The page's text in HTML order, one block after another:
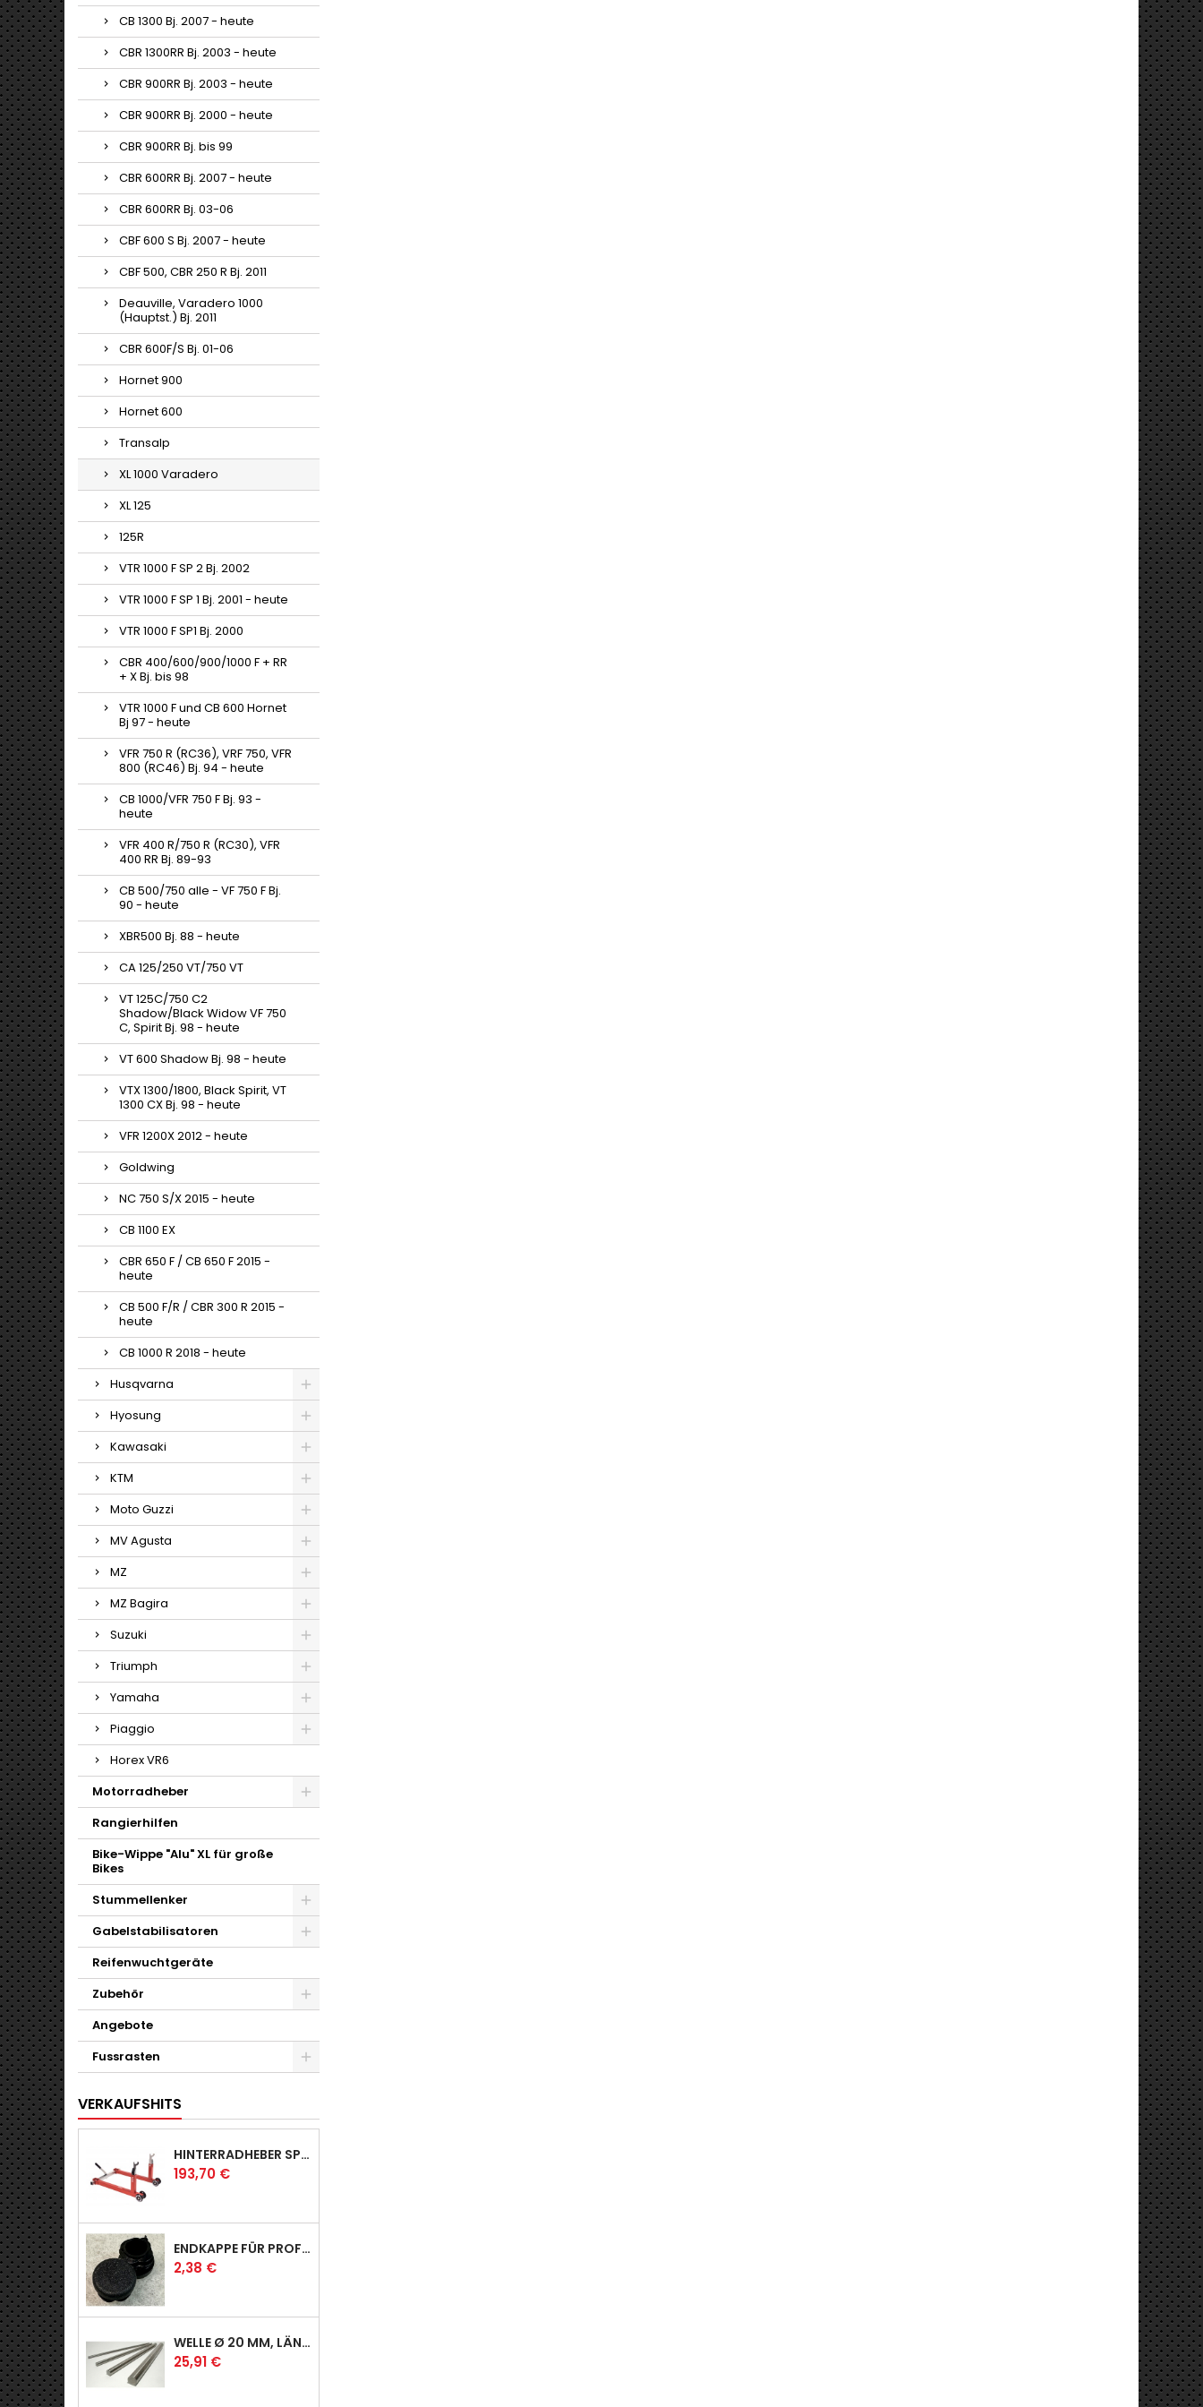
CB 1300 Bj. 2007 - heute
CBR 1300RR Bj. 2003 - heute
CBR 900RR Bj. 2003 - heute
CBR 900RR Bj. 2000 - heute
CBR 900RR Bj. bis 99
CBR 600RR Bj. 2007 - heute
CBR 600RR Bj. 03-06
CBF 600 S Bj. 2007 - heute
CBF 500, CBR 250 R Bj. 2011
Deauville, Varadero 1000
(Hauptst.) Bj. 2011
CBR 600F/S Bj. 01-06
Hornet 900
Hornet 600
Transalp
XL 1000 Varadero
XL 125
125R
VTR 1000 F SP 2 Bj. 2002
VTR 1000 F SP 1 Bj. 2001 - heute
VTR 1000 F SP1 Bj. 2000
CBR 400/600/900/1000 F + RR
+ X Bj. bis 98
VTR 1000 F und CB 600 Hornet
Bj 97 - heute
VFR 750 R (RC36), VRF 750, VFR
800 (RC46) Bj. 94 - heute
CB 1000/VFR 750 F Bj. 93 -
heute
VFR 400 R/750 R (RC30), VFR
400 RR Bj. 89-93
CB 500/750 alle - VF 750 F Bj.
90 - heute
XBR500 Bj. 88 - heute
CA 125/250 VT/750 VT
VT 125C/750 C2
Shadow/Black Widow VF 750
C, Spirit Bj. 98 - heute
VT 600 Shadow Bj. 98 - heute
VTX 1300/1800, Black Spirit, VT
1300 CX Bj. 98 - heute
VFR 1200X 2012 - heute
Goldwing
NC 750 S/X 2015 - heute
CB 1100 EX
CBR 650 F / CB 650 F 2015 -
heute
CB 500 F/R / CBR 300 R 2015 -
heute
CB 1000 R 2018 - heute
Husqvarna
Hyosung
Kawasaki
KTM
Moto Guzzi
MV Agusta
MZ
MZ Bagira
Suzuki
Triumph
Yamaha
Piaggio
Horex VR6
Motorradheber
Rangierhilfen
Bike-Wippe "Alu" XL für große
Bikes
Stummellenker
Gabelstabilisatoren
Reifenwuchtgeräte
Zubehör
Angebote
Fussrasten
VERKAUFSHITS
HINTERRADHEBER SPORT MIT KLAUEN-AUFNAHMEN
Preis
193,70 €
ENDKAPPE FÜR PROFI & RACER
Preis
2,38 €
WELLE Ø 20 MM, LÄNGE 390 MM
Preis
25,91 €